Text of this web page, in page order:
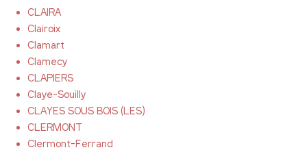
CLAIRA
Clairoix
Clamart
Clamecy
CLAPIERS
Claye-Souilly
CLAYES SOUS BOIS (LES)
CLERMONT
Clermont-Ferrand